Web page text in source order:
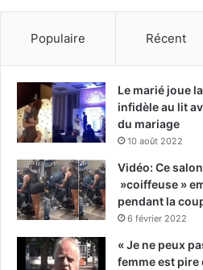
Populaire Récent
Le marié joue
infidèle au lit
du mariage
10 août 2022
Vidéo: Ce
»coiffeuse »
pendant la
6 février 2022
« Je ne peux
femme est pire